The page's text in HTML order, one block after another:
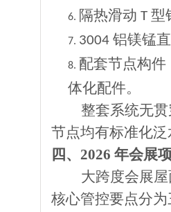
6. 隔热滑动 T 型
7. 3004 铝镁锰
8. 配套节点构
体化配件。
整套系统无
节点均有标准化泛
四、 2026 年会展
大跨度会展
核心管控要点分为